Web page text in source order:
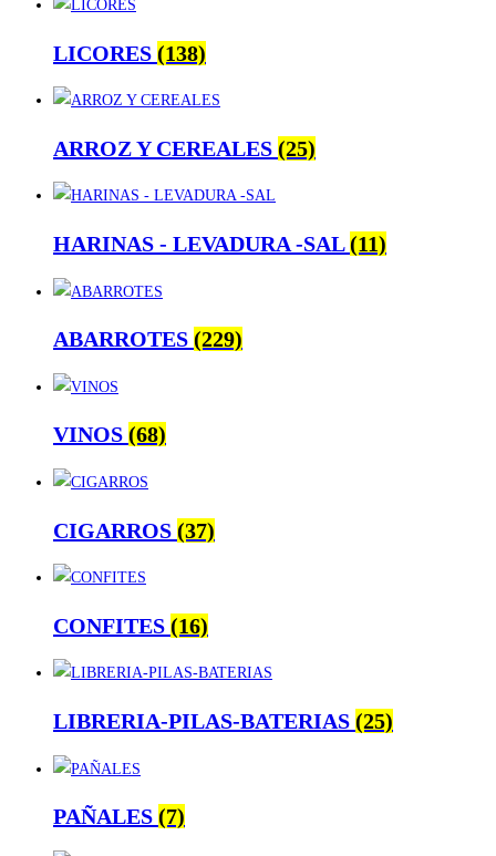
LICORES (138)
ARROZ Y CEREALES (25)
HARINAS - LEVADURA -SAL(11)
ABARROTES (229)
VINOS (68)
CIGARROS (37)
CONFITES (16)
LIBRERIA-PILAS-BATERIAS (25)
PAÑALES (7)